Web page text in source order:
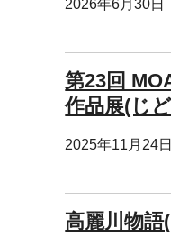
2026年6月30日
第23回
作品展(じ
2025年11月24
高麗川物